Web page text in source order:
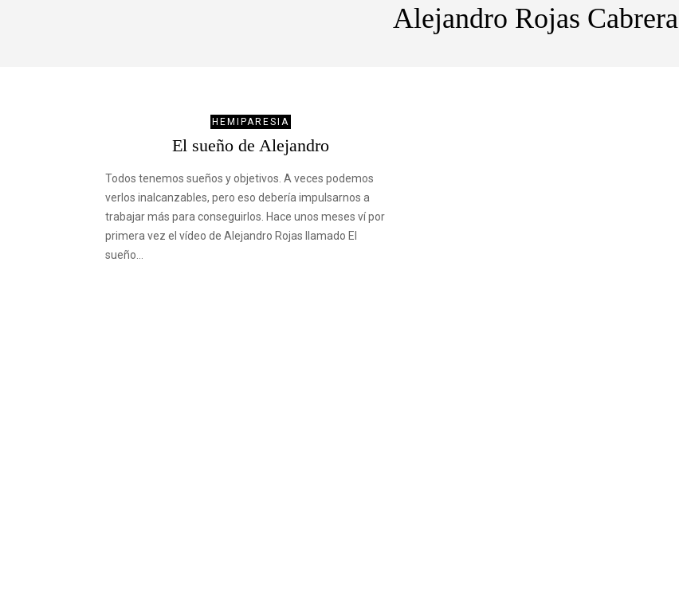
Alejandro Rojas Cabrera
HEMIPARESIA
El sueño de Alejandro
Todos tenemos sueños y objetivos. A veces podemos
verlos inalcanzables, pero eso debería impulsarnos a
trabajar más para conseguirlos. Hace unos meses ví por
primera vez el vídeo de Alejandro Rojas llamado El
sueño…